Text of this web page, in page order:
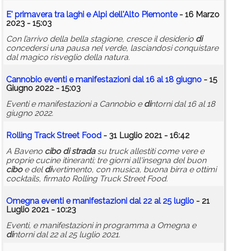
E' primavera tra laghi e Alpi dell'Alto Piemonte- 16 Marzo
2023 - 15:03
Con l’arrivo della bella stagione, cresce il desiderio di
concedersi una pausa nel verde, lasciandosi conquistare
dal magico risveglio della natura.
Cannobio eventi e manifestazioni dal 16 al 18 giugno - 15
Giugno 2022 - 15:03
Eventi e manifestazioni a Cannobio e dintorni dal 16 al 18
giugno 2022.
Rolling Track Street Food - 31 Luglio 2021 - 16:42
A Baveno cibo di stradasu truck allestiti come vere e
proprie cucine itineranti; tre giorni all'insegna del buon
ciboe deldivertimento, con musica, buona birra e ottimi
cocktails, firmato Rolling Truck Street Food.
Omegna eventi e manifestazioni dal 22 al 25 luglio - 21
Luglio 2021 - 10:23
Eventi, e manifestazioni in programma a Omegna e
dintorni dal 22 al 25 luglio 2021.